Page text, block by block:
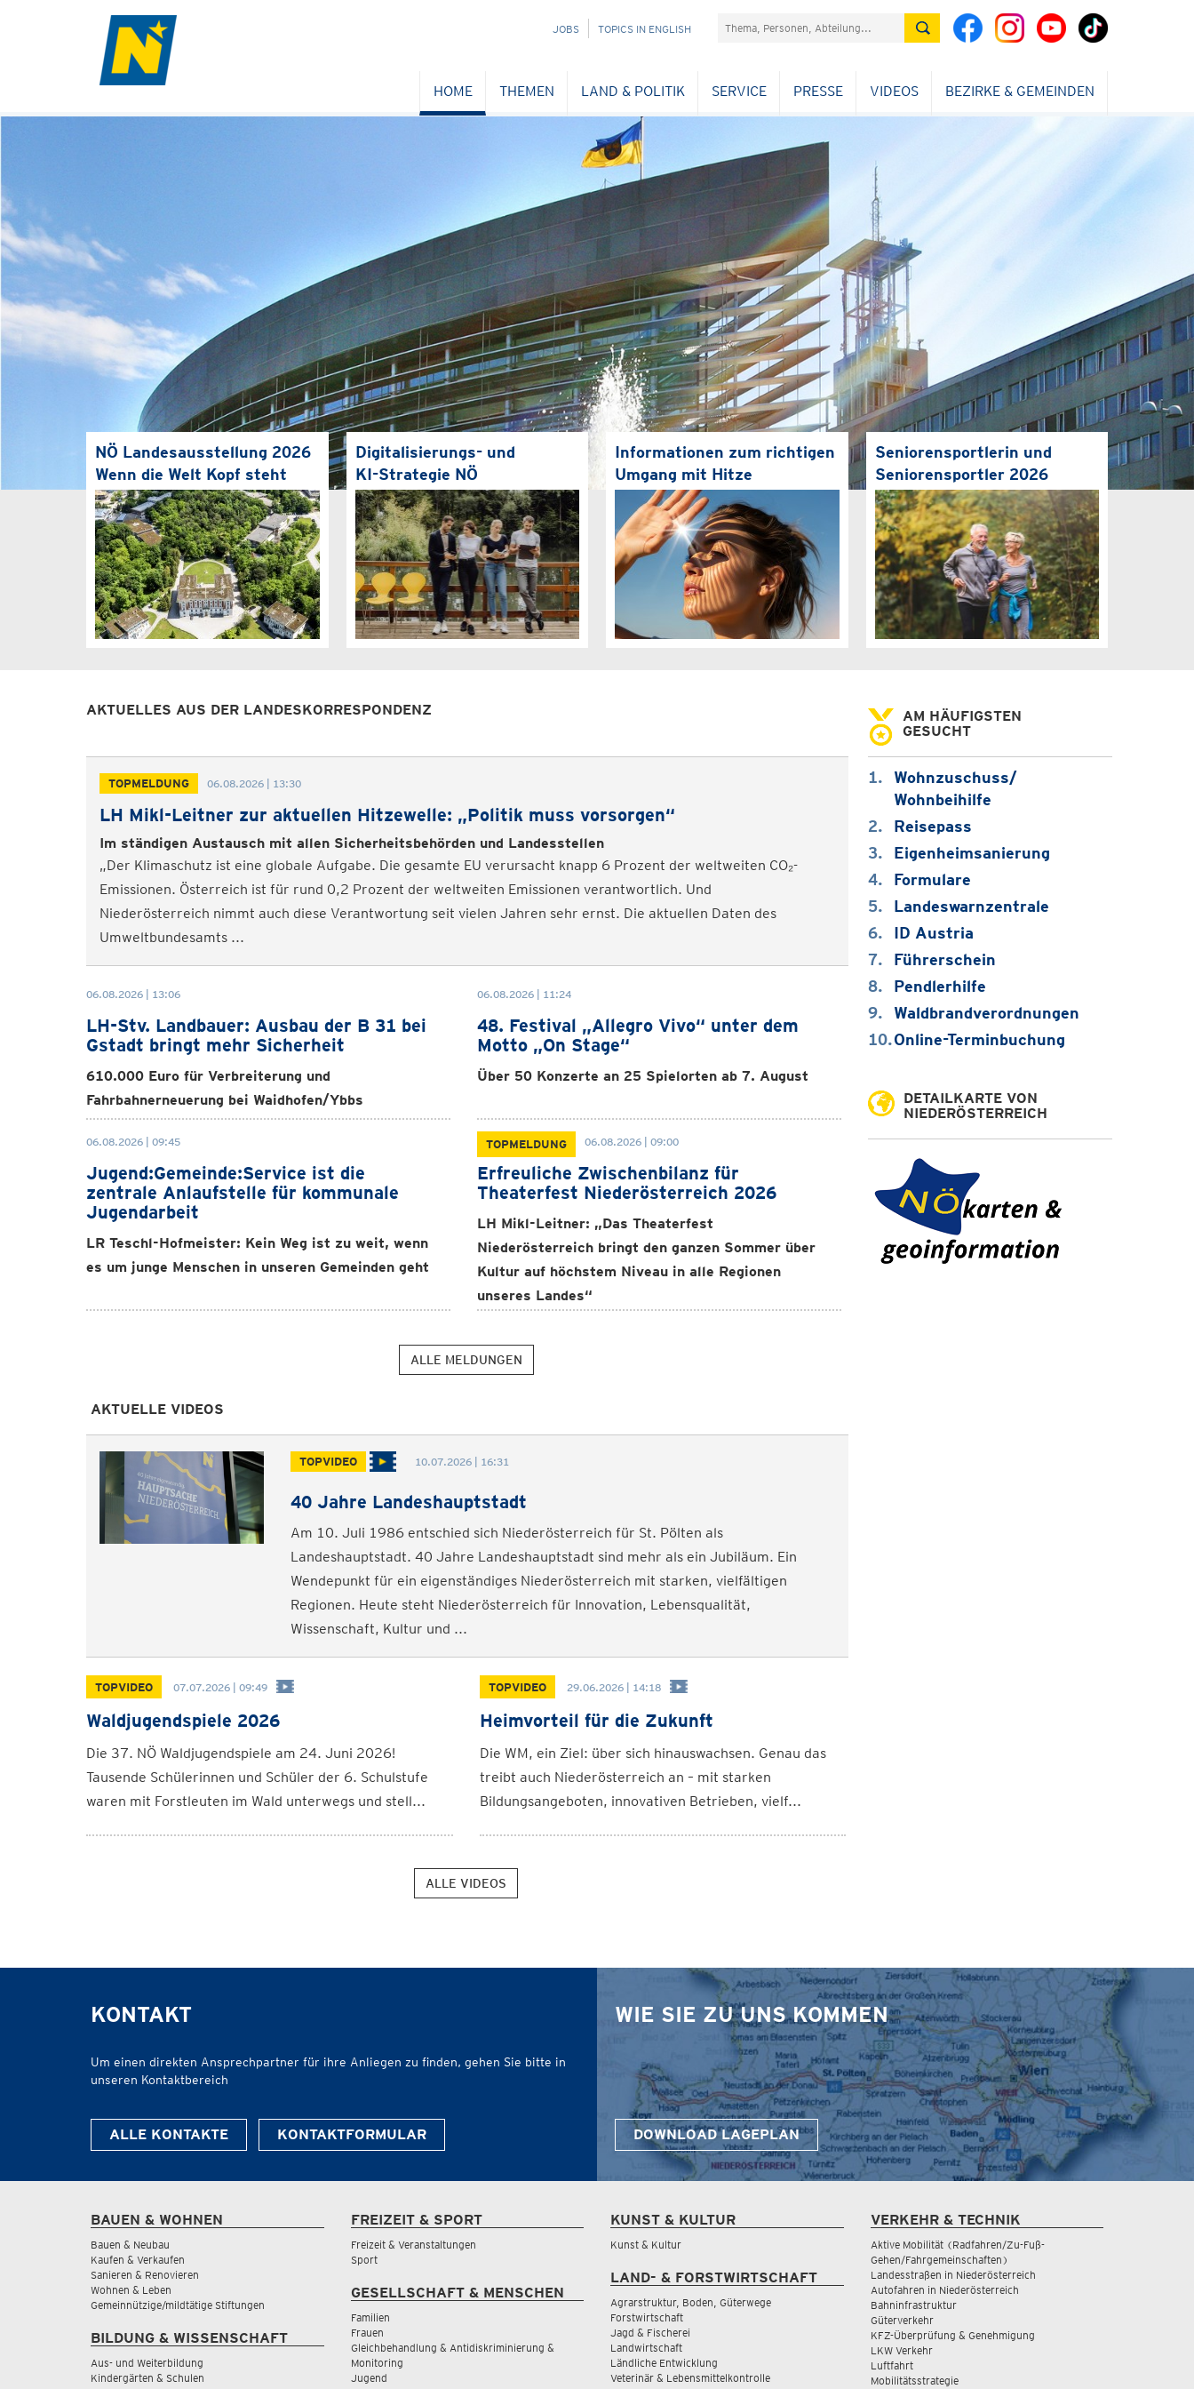
NAVIGATION
JOBS TOPICS IN ENGLISH Suchefeld
HOME THEMEN LAND & POLITIK SERVICE PRESSE VIDEOS BEZIRKE & GEMEINDEN
NÖ Landesausstellung 2026
Wenn die Welt Kopf steht
Digitalisierungs- und
KI-Strategie NÖ
Informationen zum richtigen
Umgang mit Hitze
Seniorensportlerin und
Seniorensportler 2026
AKTUELLES AUS DER LANDESKORRESPONDENZ
TOPMELDUNG 06.08.2026 | 13:30
LH Mikl-Leitner zur aktuellen Hitzewelle: „Politik muss vorsorgen“
Im ständigen Austausch mit allen Sicherheitsbehörden und Landesstellen
„Der Klimaschutz ist eine globale Aufgabe. Die gesamte EU verursacht knapp 6 Prozent der weltweiten CO₂-
Emissionen. Österreich ist für rund 0,2 Prozent der weltweiten Emissionen verantwortlich. Und
Niederösterreich nimmt auch diese Verantwortung seit vielen Jahren sehr ernst. Die aktuellen Daten des
Umweltbundesamts ...
06.08.2026 | 13:06
LH-Stv. Landbauer: Ausbau der B 31 bei
Gstadt bringt mehr Sicherheit
610.000 Euro für Verbreiterung und
Fahrbahnerneuerung bei Waidhofen/Ybbs
06.08.2026 | 11:24
48. Festival „Allegro Vivo“ unter dem
Motto „On Stage“
Über 50 Konzerte an 25 Spielorten ab 7. August
06.08.2026 | 09:45
Jugend:Gemeinde:Service ist die
zentrale Anlaufstelle für kommunale
Jugendarbeit
LR Teschl-Hofmeister: Kein Weg ist zu weit, wenn
es um junge Menschen in unseren Gemeinden geht
TOPMELDUNG 06.08.2026 | 09:00
Erfreuliche Zwischenbilanz für
Theaterfest Niederösterreich 2026
LH Mikl-Leitner: „Das Theaterfest
Niederösterreich bringt den ganzen Sommer über
Kultur auf höchstem Niveau in alle Regionen
unseres Landes“
ALLE MELDUNGEN
AM HÄUFIGSTEN
GESUCHT
Wohnzuschuss/
Wohnbeihilfe
Reisepass
Eigenheimsanierung
Formulare
Landeswarnzentrale
ID Austria
Führerschein
Pendlerhilfe
Waldbrandverordnungen
Online-Terminbuchung
DETAILKARTE VON
NIEDERÖSTERREICH
AKTUELLE VIDEOS
TOPVIDEO 10.07.2026 | 16:31
40 Jahre Landeshauptstadt
Am 10. Juli 1986 entschied sich Niederösterreich für St. Pölten als
Landeshauptstadt. 40 Jahre Landeshauptstadt sind mehr als ein Jubiläum. Ein
Wendepunkt für ein eigenständiges Niederösterreich mit starken, vielfältigen
Regionen. Heute steht Niederösterreich für Innovation, Lebensqualität,
Wissenschaft, Kultur und ...
TOPVIDEO 07.07.2026 | 09:49
Waldjugendspiele 2026
Die 37. NÖ Waldjugendspiele am 24. Juni 2026!
Tausende Schülerinnen und Schüler der 6. Schulstufe
waren mit Forstleuten im Wald unterwegs und stell...
TOPVIDEO 29.06.2026 | 14:18
Heimvorteil für die Zukunft
Die WM, ein Ziel: über sich hinauswachsen. Genau das
treibt auch Niederösterreich an – mit starken
Bildungsangeboten, innovativen Betrieben, vielf...
ALLE VIDEOS
KONTAKT
Um einen direkten Ansprechpartner für ihre Anliegen zu finden, gehen Sie bitte in
unseren Kontaktbereich
ALLE KONTAKTE KONTAKTFORMULAR
WIE SIE ZU UNS KOMMEN
DOWNLOAD LAGEPLAN
BAUEN & WOHNEN
Bauen & Neubau
Kaufen & Verkaufen
Sanieren & Renovieren
Wohnen & Leben
Gemeinnützige/mildtätige Stiftungen
BILDUNG & WISSENSCHAFT
Aus- und Weiterbildung
Kindergärten & Schulen
FREIZEIT & SPORT
Freizeit & Veranstaltungen
Sport
GESELLSCHAFT & MENSCHEN
Familien
Frauen
Gleichbehandlung & Antidiskriminierung &
Monitoring
Jugend
KUNST & KULTUR
Kunst & Kultur
LAND- & FORSTWIRTSCHAFT
Agrarstruktur, Boden, Güterwege
Forstwirtschaft
Jagd & Fischerei
Landwirtschaft
Ländliche Entwicklung
Veterinär & Lebensmittelkontrolle
VERKEHR & TECHNIK
Aktive Mobilität (Radfahren/Zu-Fuß-
Gehen/Fahrgemeinschaften)
Landesstraßen in Niederösterreich
Autofahren in Niederösterreich
Bahninfrastruktur
Güterverkehr
KFZ-Überprüfung & Genehmigung
LKW Verkehr
Luftfahrt
Mobilitätsstrategie